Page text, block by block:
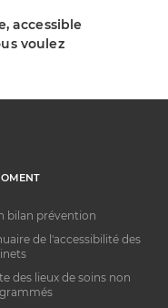
accessible
voulez
bilan prévention
de l'accessibilité des
des lieux de soins non